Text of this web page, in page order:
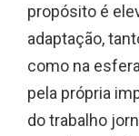
propósito é
adaptação,
como na
pela própria
do trabalho